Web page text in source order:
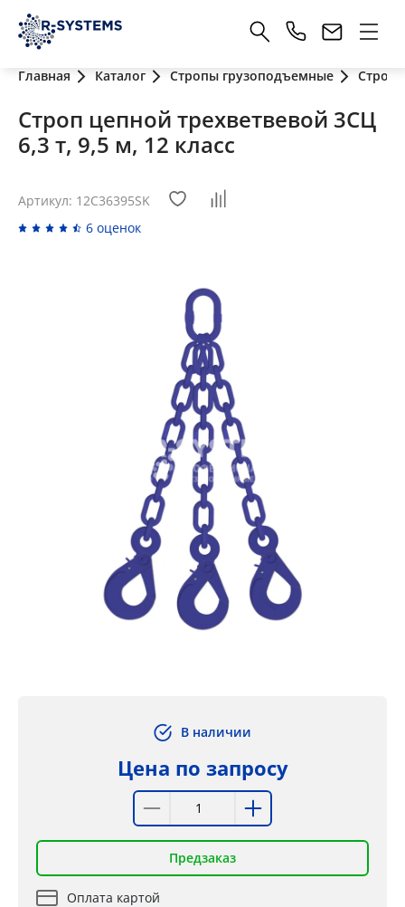
Главная Каталог Стропы грузоподъемные
Строп цепной трехветвевой 3СЦ
6,3 т, 9,5 м, 12 класс
Артикул: 12C36395SK
6 оценок
В наличии
Цена по запросу
Предзаказ
Оплата картой